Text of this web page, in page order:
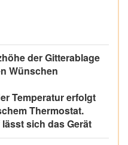
der Gitterablage
Wünschen
Temperatur erfolgt
Thermostat.
sich das Gerät